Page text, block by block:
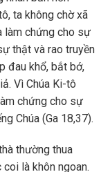
ta không chờ xã
làm chứng cho sự
thật và rao truyền
đau khổ, bắt bớ,
Vì Chúa Ki-tô
chứng cho sự
Chúa (Ga 18,37).
thường thua
là khôn ngoan.